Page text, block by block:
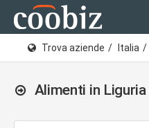
Trova aziende Italia
Alimenti in Liguria